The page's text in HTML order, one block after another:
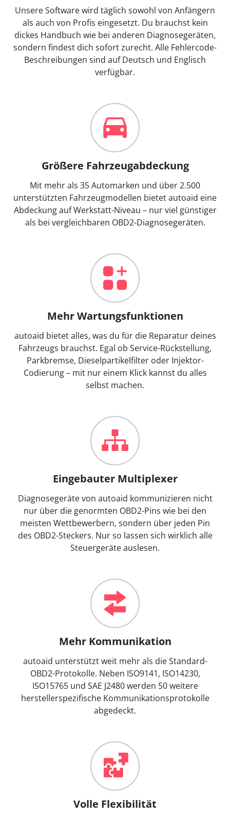
Unsere Software wird täglich sowohl von Anfängern
als auch von Profis eingesetzt. Du brauchst kein
dickes Handbuch wie bei anderen Diagnosegeräten,
sondern findest dich sofort zurecht. Alle Fehlercode-
Beschreibungen sind auf Deutsch und Englisch
verfügbar.
Größere Fahrzeugabdeckung
Mit mehr als 35 Automarken und über 2.500
unterstützten Fahrzeugmodellen bietet autoaid eine
Abdeckung auf Werkstatt-Niveau – nur viel günstiger
als bei vergleichbaren OBD2-Diagnosegeräten.
Mehr Wartungsfunktionen
autoaid bietet alles, was du für die Reparatur deines
Fahrzeugs brauchst. Egal ob Service-Rückstellung,
Parkbremse, Dieselpartikelfilter oder Injektor-
Codierung – mit nur einem Klick kannst du alles
selbst machen.
Eingebauter Multiplexer
Diagnosegeräte von autoaid kommunizieren nicht
nur über die genormten OBD2-Pins wie bei den
meisten Wettbewerbern, sondern über jeden Pin
des OBD2-Steckers. Nur so lassen sich wirklich alle
Steuergeräte auslesen.
Mehr Kommunikation
autoaid unterstützt weit mehr als die Standard-
OBD2-Protokolle. Neben ISO9141, ISO14230,
ISO15765 und SAE J2480 werden 50 weitere
herstellerspezifische Kommunikationsprotokolle
abgedeckt.
Volle Flexibilität